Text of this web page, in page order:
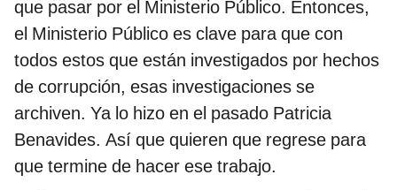
que pasar por el Ministerio Público. Entonces,
el Ministerio Público es clave para que con
todos estos que están investigados por hechos
de corrupción, esas investigaciones se
archiven. Ya lo hizo en el pasado Patricia
Benavides. Así que quieren que regrese para
que termine de hacer ese trabajo.